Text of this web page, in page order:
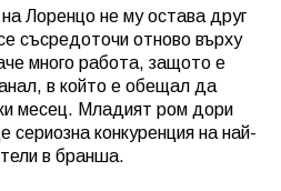
Лоренцо не му остава друг
съсредоточи отново върху
много работа, защото е
в който е обещал да
месец. Младият ром дори
сериозна конкуренция на най-
в бранша.